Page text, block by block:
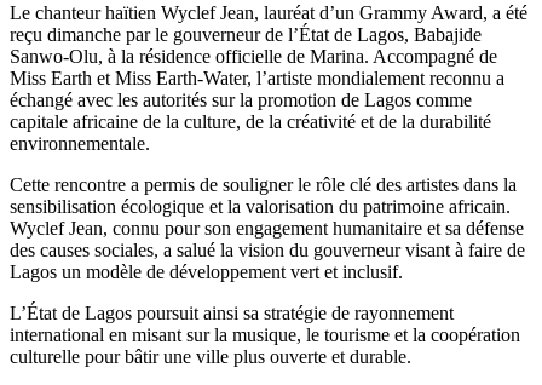
Le chanteur haïtien Wyclef Jean, lauréat d’un Grammy Award, a été
reçu dimanche par le gouverneur de l’État de Lagos, Babajide
Sanwo-Olu, à la résidence officielle de Marina. Accompagné de
Miss Earth et Miss Earth-Water, l’artiste mondialement reconnu a
échangé avec les autorités sur la promotion de Lagos comme
capitale africaine de la culture, de la créativité et de la durabilité
environnementale.
Cette rencontre a permis de souligner le rôle clé des artistes dans la
sensibilisation écologique et la valorisation du patrimoine africain.
Wyclef Jean, connu pour son engagement humanitaire et sa défense
des causes sociales, a salué la vision du gouverneur visant à faire de
Lagos un modèle de développement vert et inclusif.
L’État de Lagos poursuit ainsi sa stratégie de rayonnement
international en misant sur la musique, le tourisme et la coopération
culturelle pour bâtir une ville plus ouverte et durable.